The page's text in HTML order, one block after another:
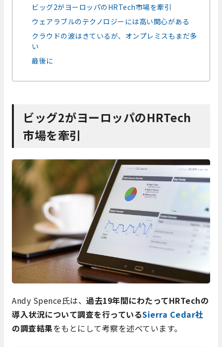
ビッグ2がヨーロッパのHRTech市場を牽引
ウェアラブルのテクノロジーには高い関心がある
クラウドの波はきているが、オンプレミスもまだ多
い
最後に
ビッグ2がヨーロッパのHRTech
市場を牽引
Andy Spence氏は、 過去19年間にわたってHRTechの
導入状況について調査を行っているSierra Cedar社
の調査結果をもとにして考察を述べています。